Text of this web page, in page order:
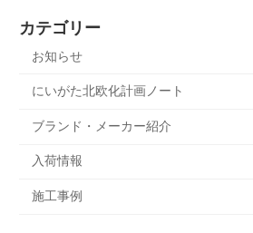
カテゴリー
お知らせ
にいがた北欧化計画ノート
ブランド・メーカー紹介
入荷情報
施工事例